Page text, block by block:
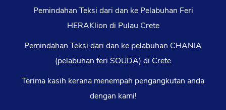
Pemindahan Teksi dari dan ke Pelabuhan Feri
HERAKlion di Pulau Crete
Pemindahan Teksi dari dan ke pelabuhan CHANIA
(pelabuhan feri SOUDA) di Crete
Terima kasih kerana menempah pengangkutan anda
dengan kami!